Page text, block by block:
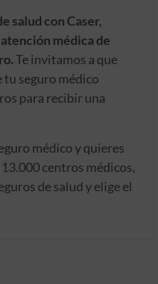
salud con Caser,
médica de
Te invitamos a que
tu seguro médico
para recibir una
médico y quieres
centros médicos,
de salud y elige el